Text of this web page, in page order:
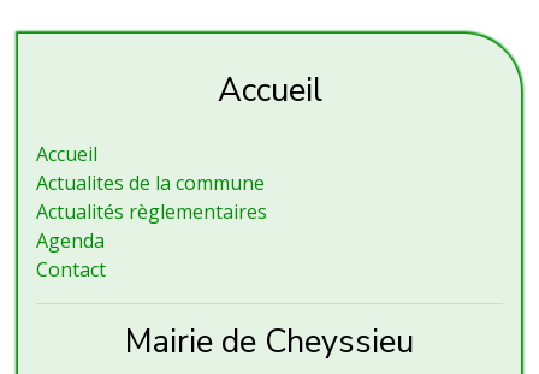
Accueil
Accueil
Actualites de la commune
Actualités règlementaires
Agenda
Contact
Mairie de Cheyssieu